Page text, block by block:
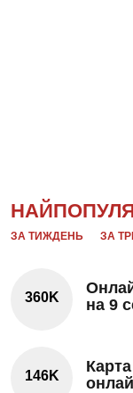
ЗА ТИЖДЕНЬ ЗА
360K
на 9
146K